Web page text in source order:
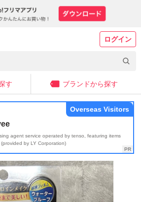
ログイン
す ブランドから探す
agent service operated by tenso, featuring items
by LY Corporation)
Overseas Visitors